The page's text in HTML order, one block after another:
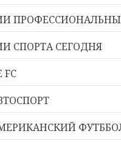
СПОРТА СЕГОДНЯ
FC